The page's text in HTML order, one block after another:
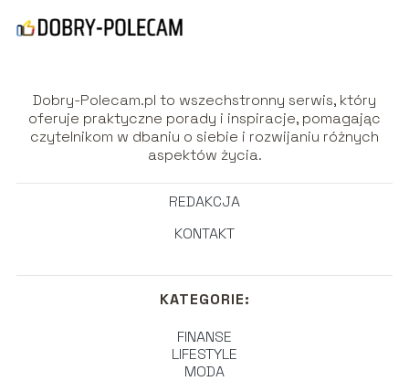
Dobry-Polecam.pl to wszechstronny serwis, który
oferuje praktyczne porady i inspiracje, pomagając
czytelnikom w dbaniu o siebie i rozwijaniu różnych
aspektów życia.
REDAKCJA
KONTAKT
KATEGORIE:
FINANSE
LIFESTYLE
MODA